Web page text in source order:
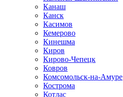
Канаш
Канск
Касимов
Кемерово
Кинешма
Киров
Кирово-Чепецк
Ковров
Комсомольск-на-Амуре
Кострома
Котлас